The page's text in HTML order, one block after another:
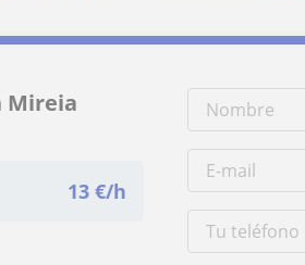
Mireia
13 €/h